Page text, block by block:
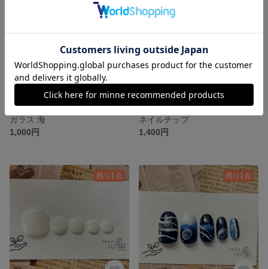
ガラス 海
1,000円
ネイルチップ
1,400円
残り1点 残り1点